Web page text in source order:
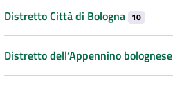
Distretto Città di Bologna 10
Distretto dell’Appennino bolognese